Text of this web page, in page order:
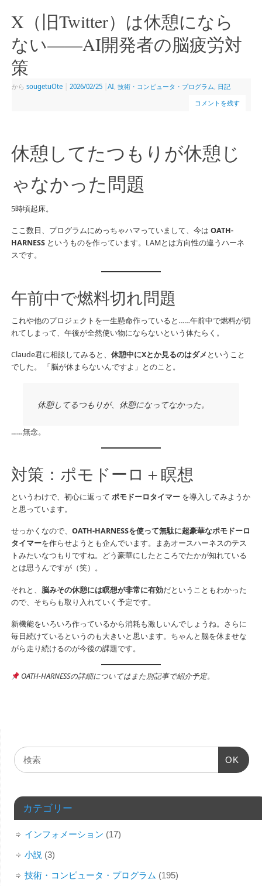
X（旧Twitter）は休憩になら
ない——AI開発者の脳疲労対
策
から sougetuOte 2026/02/25 AI, 技術・コンピュータ・プログラム 日記
コメントを残す
休憩してたつもりが休憩じ
ゃなかった問題
5時頃起床。
ここ数日、プログラムにめっちゃハマっていまして、今は OATH-
HARNESSというものを作っています。LAMとは方向性の違うハーネ
スです。
午前中で燃料切れ問題
これや他のプロジェクトを一生懸命作っていると……午前中で燃料が切
れてしまって、午後が全然使い物にならないという体たらく。
Claude君に相談してみると、 休憩中にXとか見るのはダメ ということ
でした。 「脳が休まらないんですよ」とのこと。
休憩してるつもりが、休憩になってなかった。
……無念。
対策：ポモドーロ＋瞑想
というわけで、初心に返って ポモドーロタイマーを導入してみようか
と思っています。
せっかくなので、 OATH-HARNESSを使って無駄に超豪華なポモドーロ
タイマーを作らせようとも企んでいます。まあオースハーネスのテス
トみたいなつもりですね。どう豪華にしたところでたかが知れている
とは思うんですが（笑）。
それと、 脳みその休憩には瞑想が非常に有効だということもわかった
ので、そちらも取り入れていく予定です。
新機能をいろいろ作っているから消耗も激しいんでしょうね。さらに
毎日続けているというのも大きいと思います。ちゃんと脳を休ませな
がら走り続けるのが今後の課題です。
OATH-HARNESSの詳細についてはまた別記事で紹介予定。
OK
カテゴリー
インフォメーション (17)
小説 (3)
技術・コンピュータ・プログラム (195)